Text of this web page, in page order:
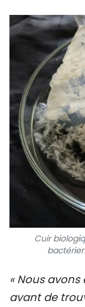
Cuir
« Nous
avant de